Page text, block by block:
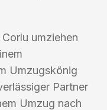
umziehen
Umzugskönig
Partner
Umzug nach